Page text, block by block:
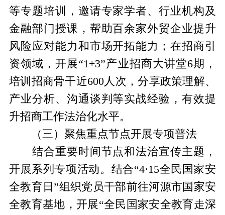
等专题培训，邀请专家学者、行业机构及
金融部门授课，帮助百余家外贸企业提升
风险应对能力和市场开拓能力；在招商引
资领域，开展“1+3”产业招商大讲堂6期，
培训招商骨干近600人次，分享政策理解、
产业分析、沟通谈判等实战经验，有效提
升招商工作法治化水平。
（三）聚焦重点节点开展专项普法
结合重要时间节点和法治宣传主题，
开展系列专项活动。结合“4·15全民国家安
全教育日”组织党员干部前往河源市国家安
全教育基地，开展“全民国家安全教育走深